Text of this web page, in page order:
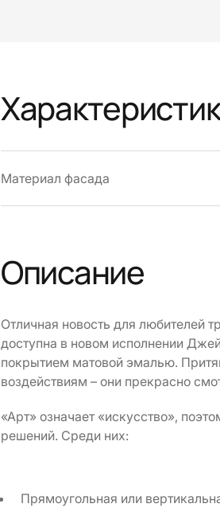
Материал фасада
Описание
Отличная новость для любителей
доступна в новом исполнении
покрытием матовой эмалью.
воздействиям – они прекрасно
«Арт» означает «искусство»,
решений. Среди них:
Прямоугольная или